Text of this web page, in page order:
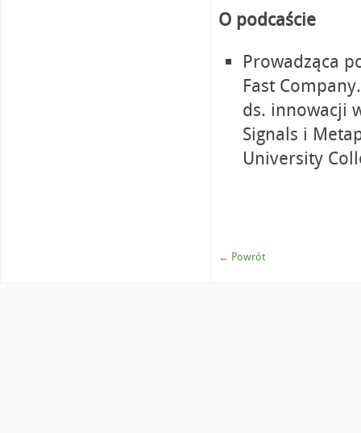
O podcaście
Prowadząca
Fast
ds. innowacji
Signals i
University
← Powrót